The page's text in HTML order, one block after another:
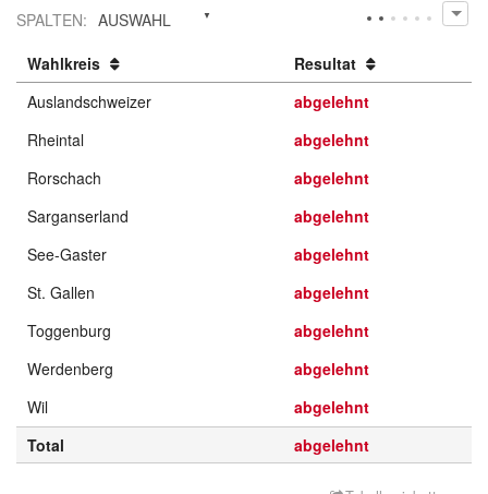
SPALTEN: AUSWAHL
Wahlkreis
Resultat
Auslandschweizer
abgelehnt
Rheintal
abgelehnt
Rorschach
abgelehnt
Sarganserland
abgelehnt
See-Gaster
abgelehnt
St. Gallen
abgelehnt
Toggenburg
abgelehnt
Werdenberg
abgelehnt
Wil
abgelehnt
Total
abgelehnt